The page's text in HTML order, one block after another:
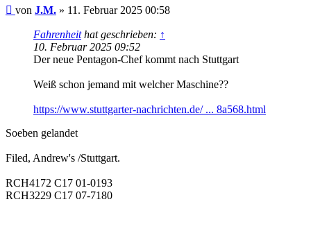
Beitrag
von J.M. » 11. Februar 2025 00:58
Fahrenheithat geschrieben: ↑
10. Februar 2025 09:52
Der neue Pentagon-Chef kommt nach Stuttgart
Weiß schon jemand mit welcher Maschine??
https://www.stuttgarter-nachrichten.de/ ... 8a568.html
Soeben gelandet
Filed, Andrew's /Stuttgart.
RCH4172 C17 01-0193
RCH3229 C17 07-7180